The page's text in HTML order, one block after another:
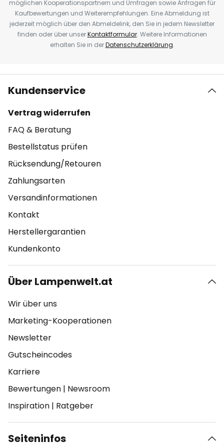
möglichen Kooperationspartnern und Umfragen sowie Anfragen für
Kaufbewertungen und Weiterempfehlungen. Eine Abmeldung ist
jederzeit möglich über den Abmeldelink, den Sie in jedem Newsletter
finden oder über unserKontaktformular. Weitere Informationen
erhalten Sie in derDatenschutzerklärung.
Kundenservice
Vertrag widerrufen
FAQ & Beratung
Bestellstatus prüfen
Rücksendung/Retouren
Zahlungsarten
Versandinformationen
Kontakt
Herstellergarantien
Kundenkonto
Über Lampenwelt.at
Wir über uns
Marketing-Kooperationen
Newsletter
Gutscheincodes
Karriere
Bewertungen | Newsroom
Inspiration | Ratgeber
Seiteninfos